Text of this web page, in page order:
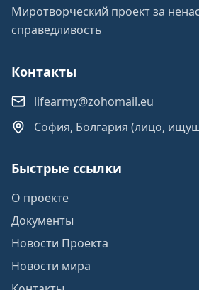
Миротворческий проект за
справедливость
Контакты
lifearmy@zohomail.eu
София, Болгария (лицо,
Быстрые ссылки
О проекте
Документы
Новости Проекта
Новости мира